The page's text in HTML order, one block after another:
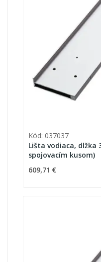
Kód: 037037
Lišta vodiaca, dlžka
spojovacím kusom)
609,71 €